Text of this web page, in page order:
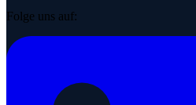
Folge uns auf: